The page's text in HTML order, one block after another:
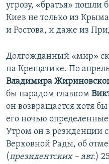
угрозу, «братья»
Киев не только из
и Ростова, и даже из
Долгожданный «мир»
на Крещатике. По
Владимира
бы парадом главком
он возвращается хотя
его ночью
Утром он в резиденции
Верховной Рады, об
(президентских – авт.)